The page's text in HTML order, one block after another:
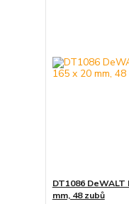
DT1086 DeWALT
mm, 48 zubů